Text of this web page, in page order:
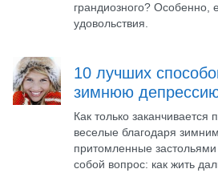
грандиозного? Особенно,
удовольствия.
10 лучших
зимнюю
Как только
веселые благодаря
притомленные
собой вопрос: как жить